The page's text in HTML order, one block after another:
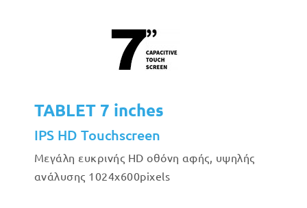
TABLET 7 inches
IPS HD Touchscreen
Μεγάλη ευκρινής HD οθόνη αφής, υψηλής
ανάλυσης 1024x600pixels